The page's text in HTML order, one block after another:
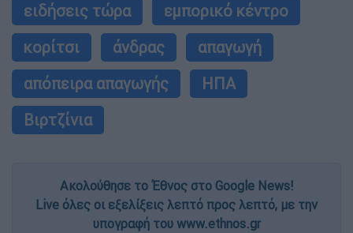
ειδήσεις τώρα
εμπορικό κέντρο
κορίτσι
άνδρας
απαγωγή
απόπειρα απαγωγής
ΗΠΑ
Βιρτζίνια
Ακολούθησε το Έθνος στο Google News!
Live όλες οι εξελίξεις λεπτό προς λεπτό, με την
υπογραφή του www.ethnos.gr